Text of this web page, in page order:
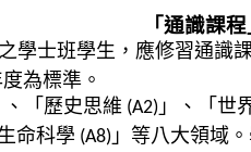
「通識課
學士班學生，應修習通識
為標準。
、「歷史思維 (A2) 」、「世
命科學 (A8)」等八大領域